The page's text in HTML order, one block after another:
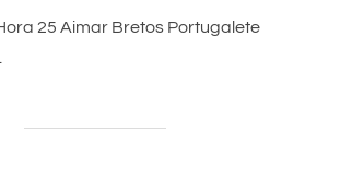
25 Aimar Bretos Portugalete